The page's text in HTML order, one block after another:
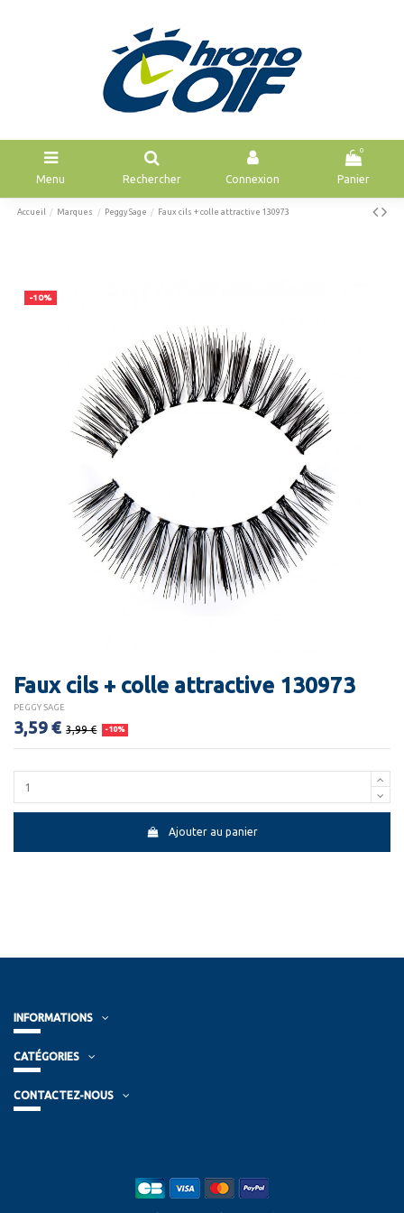
Menu Rechercher Connexion
0
Panier
Accueil Marques Peggy Sage Faux cils + colle attractive 130973
-10%
Faux cils + colle attractive 130973
PEGGY SAGE
3,59 € 3,99 € -10%
Ajouter au panier
INFORMATIONS
CATÉGORIES
CONTACTEZ-NOUS